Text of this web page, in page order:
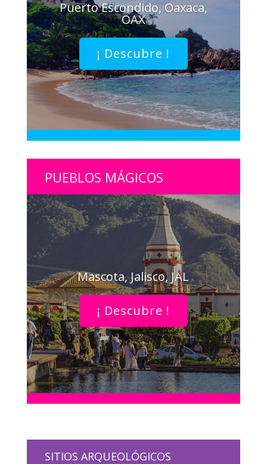
Puerto Escondido, Oaxaca,
OAX
¡ Descubre !
PUEBLOS MÁGICOS
Mascota, Jalisco, JAL
¡ Descubre !
SITIOS ARQUEOLÓGICOS